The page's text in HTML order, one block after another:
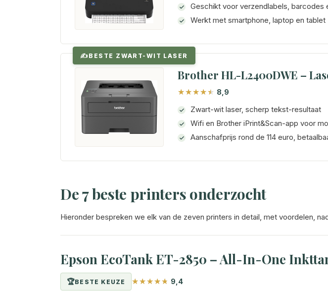
Geschikt voor verzendlabels, barcodes
Werkt met smartphone, laptop en tablet
BESTE ZWART-WIT LASER
Brother HL-L2400DWE –
8,9
Zwart-wit laser, scherp tekst-resultaat
Wifi en Brother iPrint&Scan-app voor
Aanschafprijs rond de 114 euro,
De 7 beste printers onderzocht
Hieronder bespreken we elk van de zeven printers in detail, met voordelen,
Epson EcoTank ET-2850 – All-In-One
BESTE KEUZE 9,4